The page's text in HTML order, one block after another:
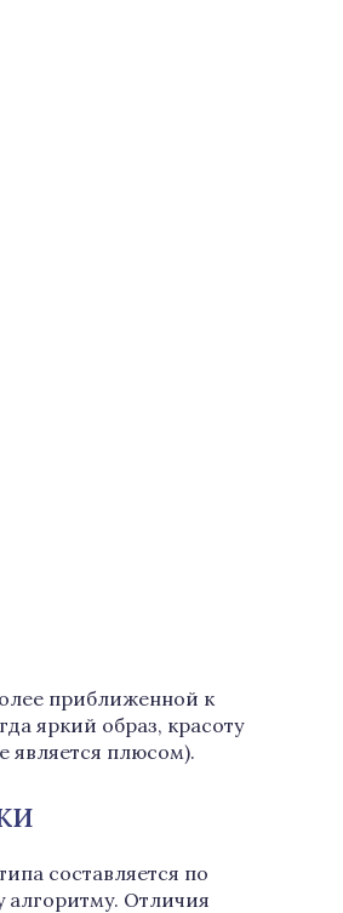
приближенной к
яркий образ, красоту
является плюсом).
составляется по
Отличия